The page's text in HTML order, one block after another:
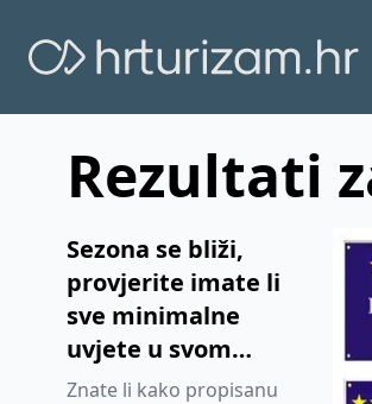
Rezultati
Sezona se bliži,
provjerite imate li
sve minimalne
uvjete u svom
apartmanu
Znate li kako propisanu